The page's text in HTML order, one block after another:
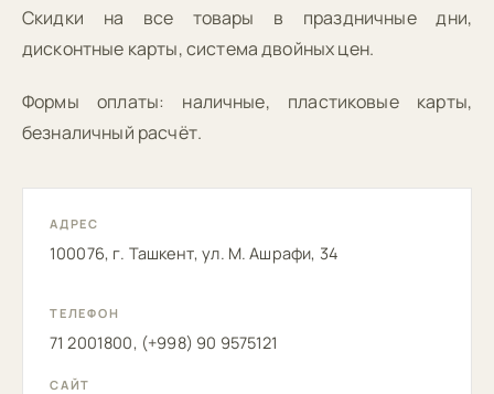
Скидки на все товары в праздничные дни,
дисконтные карты, система двойных цен.
Формы оплаты: наличные, пластиковые карты,
безналичный расчёт.
АДРЕС
100076, г. Ташкент, ул. М. Ашрафи, 34
ТЕЛЕФОН
71 2001800, (+998) 90 9575121
САЙТ